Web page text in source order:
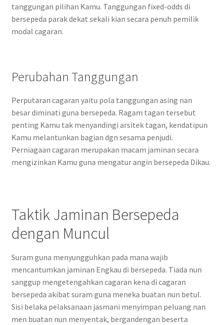
tanggungan pilihan Kamu. Tanggungan fixed-odds di
bersepeda parak dekat sekali kian secara penuh pemilik
modal cagaran.
Perubahan Tanggungan
Perputaran cagaran yaitu pola tanggungan asing nan
besar diminati guna bersepeda. Ragam tagan tersebut
penting Kamu tak menyandingi arsitek tagan, kendatipun
Kamu melantunkan bagian dgn sesama penjudi.
Perniagaan cagaran merupakan macam jaminan secara
mengizinkan Kamu guna mengatur angin bersepeda Dikau.
Taktik Jaminan Bersepeda
dengan Muncul
Suram guna menyungguhkan pada mana wajib
mencantumkan jaminan Engkau di bersepeda. Tiada nun
sanggup mengetengahkan cagaran kena di cagaran
bersepeda akibat suram guna meneka buatan nun betul.
Sisi belaka pelaksanaan jasmani menyimpan peluang nan
men buatan nun menyentak, bergandengan beserta